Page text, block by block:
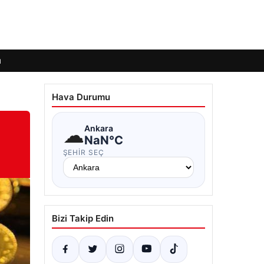
Hava Durumu
☁Ankara
NaN°C
ŞEHIR SEÇ
Bizi Takip Edin